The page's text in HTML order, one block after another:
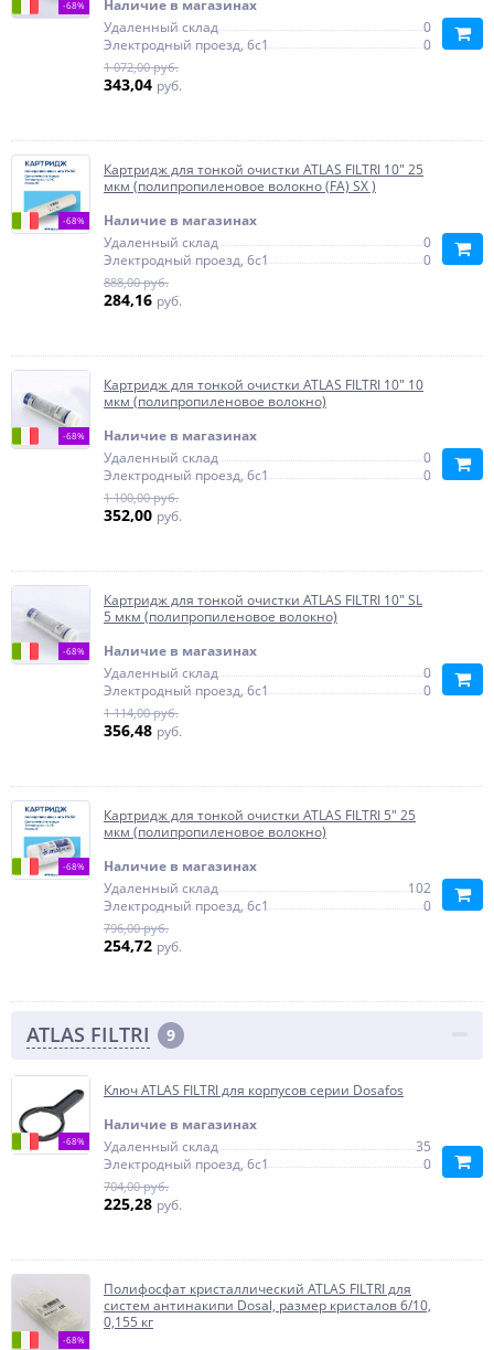
-68%
Наличие в магазинах
Удаленный склад
0
Электродный проезд, 6с1
0
1 072,00 руб.
343,04 руб.
-68%
Картридж для тонкой очистки ATLAS FILTRI 10" 25
мкм (полипропиленовое волокно (FA) SX )
Наличие в магазинах
Удаленный склад
0
Электродный проезд, 6с1
0
888,00 руб.
284,16 руб.
-68%
Картридж для тонкой очистки ATLAS FILTRI 10" 10
мкм (полипропиленовое волокно)
Наличие в магазинах
Удаленный склад
0
Электродный проезд, 6с1
0
1 100,00 руб.
352,00 руб.
-68%
Картридж для тонкой очистки ATLAS FILTRI 10" SL
5 мкм (полипропиленовое волокно)
Наличие в магазинах
Удаленный склад
0
Электродный проезд, 6с1
0
1 114,00 руб.
356,48 руб.
-68%
Картридж для тонкой очистки ATLAS FILTRI 5" 25
мкм (полипропиленовое волокно)
Наличие в магазинах
Удаленный склад
102
Электродный проезд, 6с1
0
796,00 руб.
254,72 руб.
ATLAS FILTRI 9
-68%
Ключ ATLAS FILTRI для корпусов серии Dosafos
Наличие в магазинах
Удаленный склад
35
Электродный проезд, 6с1
0
704,00 руб.
225,28 руб.
-68%
Полифосфат кристаллический ATLAS FILTRI для
систем антинакипи Dosal, размер кристалов 6/10,
0,155 кг